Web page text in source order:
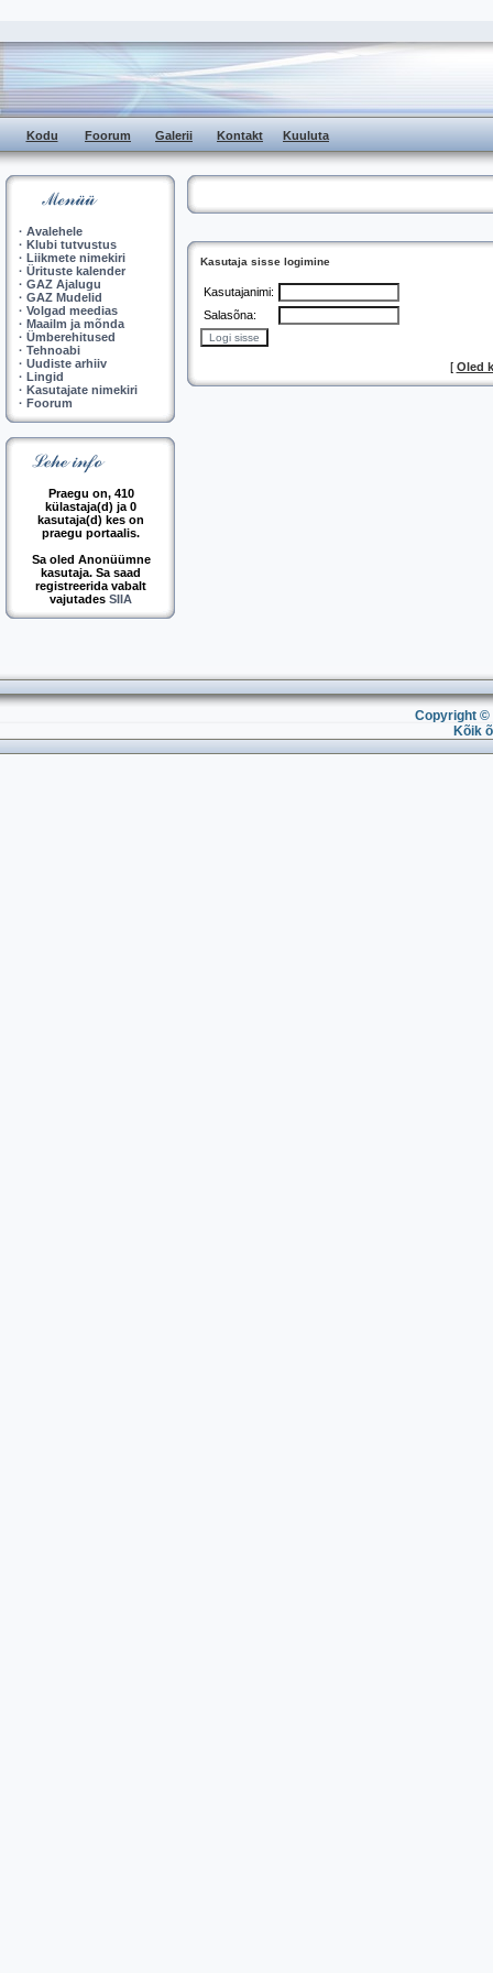
Kodu Foorum Galerii Kontakt Kuuluta
· Avalehele
· Klubi tutvustus
· Liikmete nimekiri
· Ürituste kalender
· GAZ Ajalugu
· GAZ Mudelid
· Volgad meedias
· Maailm ja mõnda
· Ümberehitused
· Tehnoabi
· Uudiste arhiiv
· Lingid
· Kasutajate nimekiri
· Foorum
Praegu on, 410
külastaja(d) ja 0
kasutaja(d) kes on
praegu portaalis.
Sa oled Anonüümne
kasutaja. Sa saad
registreerida vabalt
vajutades SIIA
Kasutaja sisse logimine
Kasutajanimi:
Salasõna:
[ Oled
Copyright ©
Kõik